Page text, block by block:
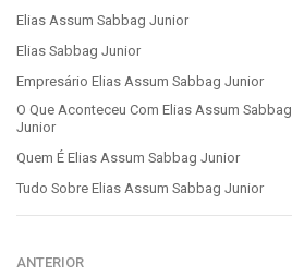
Elias Assum Sabbag Junior
Elias Sabbag Junior
Empresário Elias Assum Sabbag Junior
O Que Aconteceu Com Elias Assum Sabbag
Junior
Quem É Elias Assum Sabbag Junior
Tudo Sobre Elias Assum Sabbag Junior
ANTERIOR